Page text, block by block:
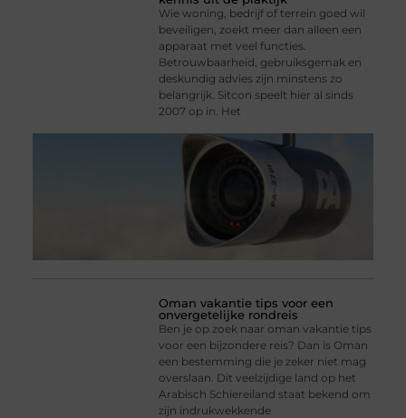
Wie woning, bedrijf of terrein goed wil
beveiligen, zoekt meer dan alleen een
apparaat met veel functies.
Betrouwbaarheid, gebruiksgemak en
deskundig advies zijn minstens zo
belangrijk. Sitcon speelt hier al sinds
2007 op in. Het
Oman vakantie tips voor een
onvergetelijke rondreis
Ben je op zoek naar oman vakantie tips
voor een bijzondere reis? Dan is Oman
een bestemming die je zeker niet mag
overslaan. Dit veelzijdige land op het
Arabisch Schiereiland staat bekend om
zijn indrukwekkende